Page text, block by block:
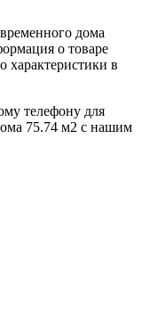
дома
о товаре
характеристики в
телефону для
75.74 м2 с нашим